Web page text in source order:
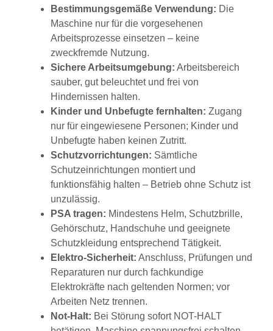
Bestimmungsgemäße Verwendung: Die
Maschine nur für die vorgesehenen
Arbeitsprozesse einsetzen – keine
zweckfremde Nutzung.
Sichere Arbeitsumgebung: Arbeitsbereich
sauber, gut beleuchtet und frei von
Hindernissen halten.
Kinder und Unbefugte fernhalten: Zugang
nur für eingewiesene Personen; Kinder und
Unbefugte haben keinen Zutritt.
Schutzvorrichtungen: Sämtliche
Schutzeinrichtungen montiert und
funktionsfähig halten – Betrieb ohne Schutz ist
unzulässig.
PSA tragen: Mindestens Helm, Schutzbrille,
Gehörschutz, Handschuhe und geeignete
Schutzkleidung entsprechend Tätigkeit.
Elektro-Sicherheit: Anschluss, Prüfungen und
Reparaturen nur durch fachkundige
Elektrokräfte nach geltenden Normen; vor
Arbeiten Netz trennen.
Not-Halt: Bei Störung sofort NOT-HALT